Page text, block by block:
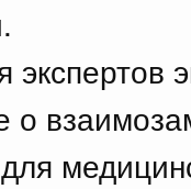
экспертов
о